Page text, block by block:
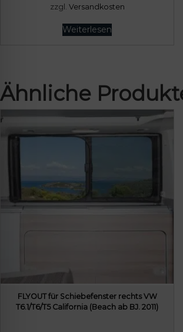
zzgl. Versandkosten
Weiterlesen
Ähnliche
FLYOUT für Schiebefenster rechts VW
T6.1/T6/T5 California (Beach ab BJ. 2011)